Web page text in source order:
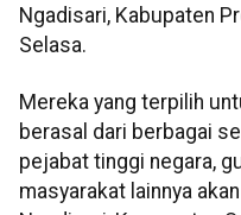
Ngadisari, Kabupaten
Selasa.
Mereka yang terpilih
berasal dari berbagai
pejabat tinggi negara,
masyarakat lainnya